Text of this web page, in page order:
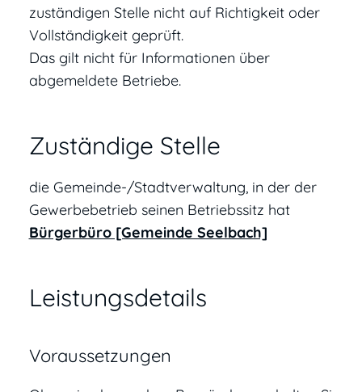
zuständigen Stelle nicht auf Richtigkeit oder
Vollständigkeit geprüft.
Das gilt nicht für Informationen über
abgemeldete Betriebe.
Zuständige Stelle
die Gemeinde-/Stadtverwaltung, in der der
Gewerbebetrieb seinen Betriebssitz hat
Bürgerbüro [Gemeinde Seelbach]
Leistungsdetails
Voraussetzungen